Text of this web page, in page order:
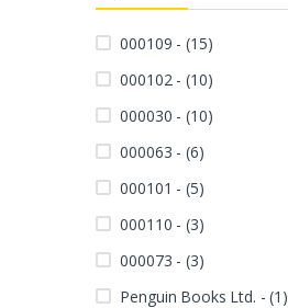
000109 - (15)
000102 - (10)
000030 - (10)
000063 - (6)
000101 - (5)
000110 - (3)
000073 - (3)
Penguin Books Ltd. - (1)